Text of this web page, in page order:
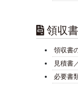
領収
領収書
見積書
必要書